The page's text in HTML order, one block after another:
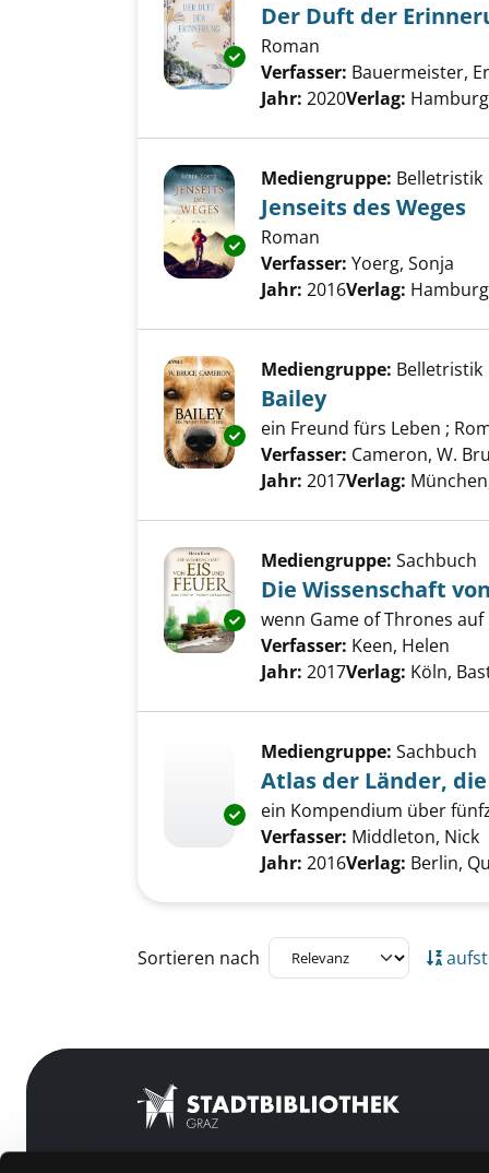
Exemplar-Details von Der Duft
Der Duft der
Roman
Verfasser: Bauermeister,
Jahr: 2020Verlag:
Exemplar-Details von Jenseits
Mediengruppe: Belletristik
Jenseits des Weges
Roman
Verfasser: Yoerg, Sonja
Jahr: 2016Verlag:
Exemplar-Details von Bailey
Mediengruppe: Belletristik
Bailey
ein Freund fürs Leben ;
Verfasser: Cameron, W.
Jahr: 2017Verlag:
Exemplar-Details von Die
Mediengruppe: Sachbuch
Die Wissenschaft
wenn Game of Thrones
Verfasser: Keen, Helen
Jahr: 2017Verlag: Köln,
Exemplar-Details von Atlas
Mediengruppe: Sachbuch
Atlas der Länder,
ein Kompendium über
Verfasser: Middleton, Nick
Jahr: 2016Verlag: Berlin,
Zu den Suchfiltern springen
Sortieren nach